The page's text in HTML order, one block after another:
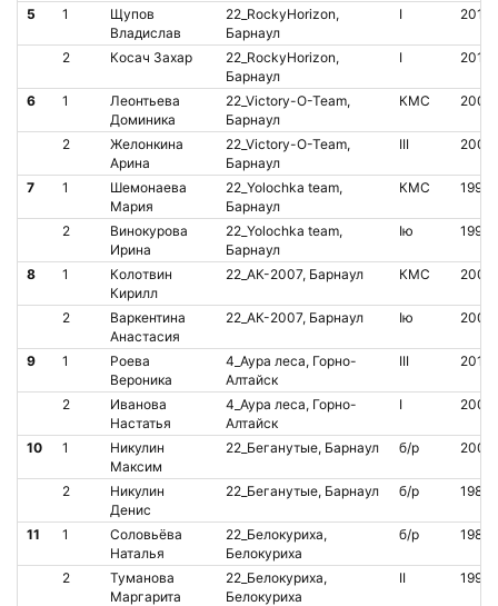
5 1
Щупов
Владислав
22_RockyHorizon,
Барнаул
I 2010
2 Косач Захар
22_RockyHorizon,
Барнаул
I 2010
6 1
Леонтьева
Доминика
22_Victory-O-Team,
Барнаул
КМС 2008
2
Желонкина
Арина
22_Victory-O-Team,
Барнаул
III 2009
7 1
Шемонаева
Мария
22_Yolochka team,
Барнаул
КМС 1997
2
Винокурова
Ирина
22_Yolochka team,
Барнаул
Iю 1990
8 1
Колотвин
Кирилл
22_АК-2007, Барнаул КМС 2007
2
Варкентина
Анастасия
22_АК-2007, Барнаул Iю 2007
9 1
Роева
Вероника
4_Аура леса, Горно-
Алтайск
III 2010
2
Иванова
Настатья
4_Аура леса, Горно-
Алтайск
I 2009
10 1
Никулин
Максим
22_Беганутые, Барнаул б/р 2008
2
Никулин
Денис
22_Беганутые, Барнаул б/р 1986
11 1
Соловьёва
Наталья
22_Белокуриха,
Белокуриха
б/р 1988
2
Туманова
Маргарита
22_Белокуриха,
Белокуриха
II 1993